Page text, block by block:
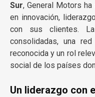
Sur, General Motors
en innovación,
con sus clientes.
consolidadas, una
reconocida y un rol
social de los países
Un liderazgo con